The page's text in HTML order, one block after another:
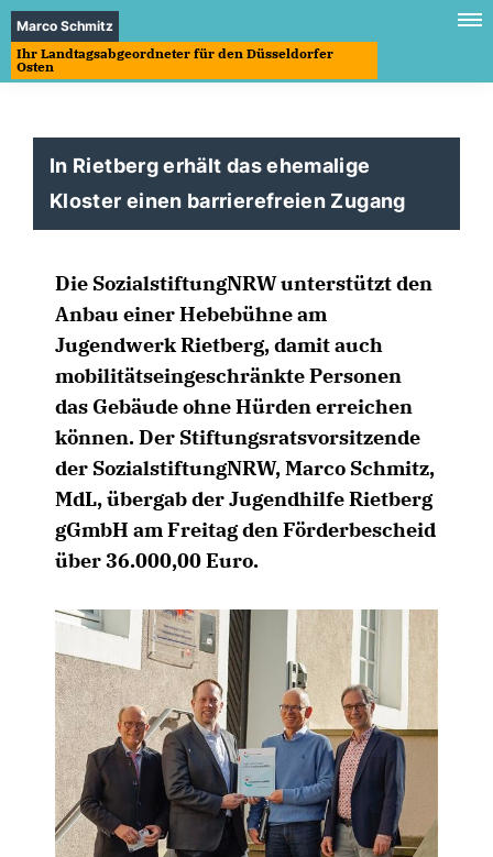
Marco Schmitz
Ihr Landtagsabgeordneter für den Düsseldorfer
Osten
In Rietberg erhält das ehemalige
Kloster einen barrierefreien Zugang
Die SozialstiftungNRW unterstützt den
Anbau einer Hebebühne am
Jugendwerk Rietberg, damit auch
mobilitätseingeschränkte Personen
das Gebäude ohne Hürden erreichen
können. Der Stiftungsratsvorsitzende
der SozialstiftungNRW, Marco Schmitz,
MdL, übergab der Jugendhilfe Rietberg
gGmbH am Freitag den Förderbescheid
über 36.000,00 Euro.